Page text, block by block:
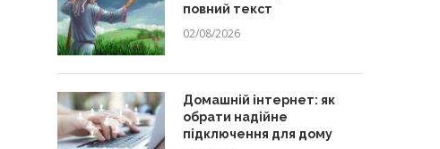
повний текст
02/08/2026
Домашній інтернет: як
обрати надійне
підключення для дому